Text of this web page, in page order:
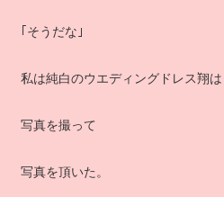
｢そうだな｣
私は純白のウエディングドレス翔
写真を撮って
写真を頂いた。